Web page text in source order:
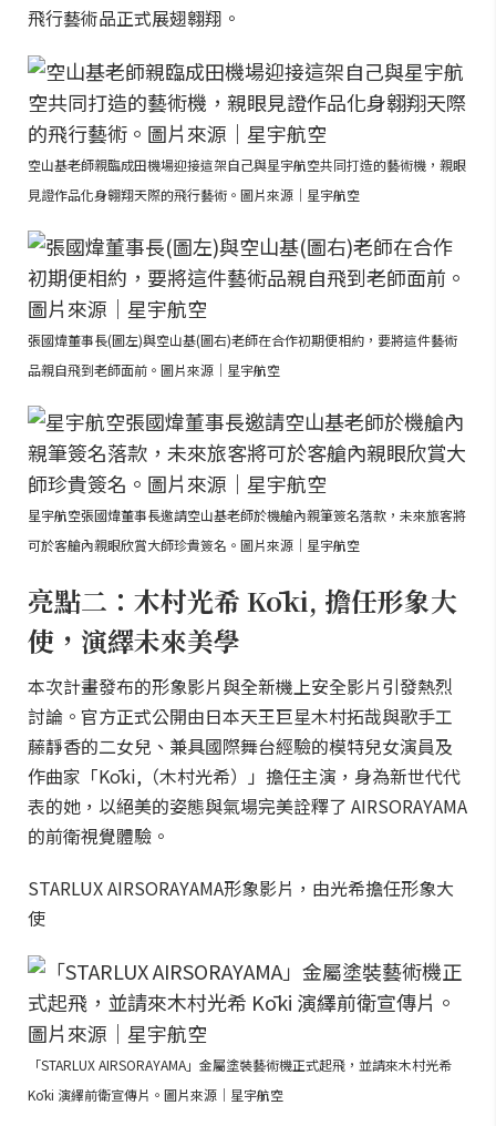
飛行藝術品正式展翅翱翔。
空山基老師親臨成田機場迎接這架自己與星宇航空共同打造的藝術機，親眼
見證作品化身翱翔天際的飛行藝術。圖片來源｜星宇航空
張國煒董事長(圖左)與空山基(圖右)老師在合作初期便相約，要將這件藝術
品親自飛到老師面前。圖片來源｜星宇航空
星宇航空張國煒董事長邀請空山基老師於機艙內親筆簽名落款，未來旅客將
可於客艙內親眼欣賞大師珍貴簽名。圖片來源｜星宇航空
亮點二：木村光希 Kōki, 擔任形象大
使，演繹未來美學
本次計畫發布的形象影片與全新機上安全影片引發熱烈
討論。官方正式公開由日本天王巨星木村拓哉與歌手工
藤靜香的二女兒、兼具國際舞台經驗的模特兒女演員及
作曲家「Kōki,（木村光希）」擔任主演，身為新世代代
表的她，以絕美的姿態與氣場完美詮釋了 AIRSORAYAMA
的前衛視覺體驗。
STARLUX AIRSORAYAMA形象影片，由光希擔任形象大
使
「STARLUX AIRSORAYAMA」金屬塗裝藝術機正式起飛，並請來木村光希
Kōki 演繹前衛宣傳片。圖片來源｜星宇航空